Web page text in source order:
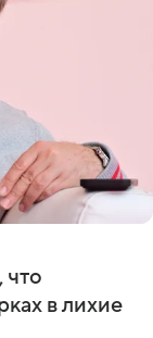
что
в лихие